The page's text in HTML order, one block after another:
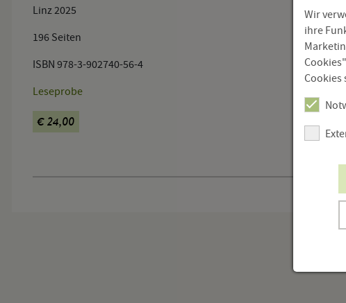
Linz 2025
196 Seiten
ISBN 978-3-902740-56-4
Leseprobe
€ 24,00
Wir
ihre
Cookies